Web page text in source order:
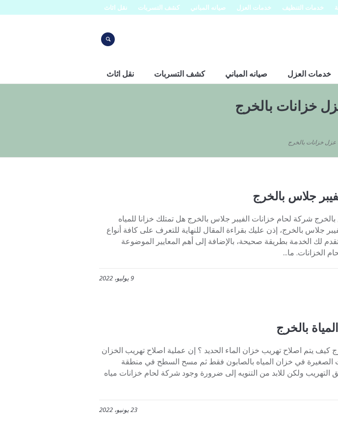
خدمات التنظيف خدمات العزل صيانه المباني كشف التسربات نقل اثاث
خدمات العزل صيانه المباني كشف التسربات نقل اثاث
خزانات بالخرج
خزانات بالخرج
جلاس بالخرج
شركة لحام خزانات الفيبر جلاس بالخرج هل تمتلك خزانا للمياه
جلاس بالخرج، إذن عليك بقراءة المقال للنهاية للتعرف على كافة أنواع
لك الخدمة بطريقة صحيحة، بالإضافة إلى أهم المعايير الموضوعة
الخزانات. ما...
9 يوليو، 2022
بالخرج
كيف يتم اصلاح تهريب خزان الماء الحديد ؟ إن عملية اصلاح تهريب الخزان
الصغيرة في خزان المياه بالصابون فقط ثم مسح السطح في منطقة
التهريب ولكن للابد من التنويه إلى ضرورة وجود شركة لحام خزانات مياه
23 يونيو، 2022